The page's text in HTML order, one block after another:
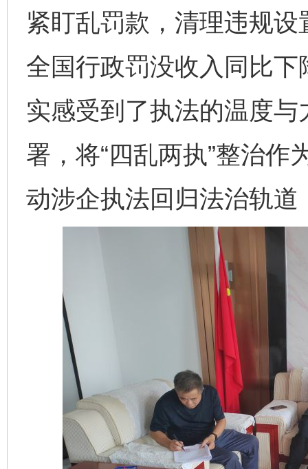
紧盯乱罚款，清理违规
全国行政罚没收入同比
实感受到了执法的温度
署，将“四乱两执”整治
动涉企执法回归法治轨